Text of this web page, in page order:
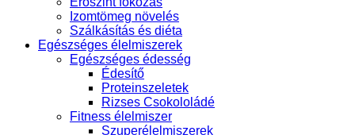
Izomtömeg növelés
Szálkásítás és diéta
Egészséges élelmiszerek
Egészséges édesség
Édesítő
Proteinszeletek
Rizses Csokololádé
Fitness élelmiszer
Szuperélelmiszerek